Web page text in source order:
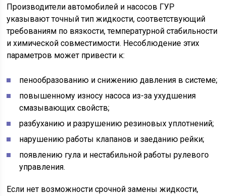
Производители автомобилей и насосов ГУР
указывают точный тип жидкости, соответствующий
требованиям по вязкости, температурной стабильности
и химической совместимости. Несоблюдение этих
параметров может привести к:
пенообразованию и снижению давления в системе;
повышенному износу насоса из-за ухудшения
смазывающих свойств;
разбуханию и разрушению резиновых уплотнений;
нарушению работы клапанов и заеданию рейки;
появлению гула и нестабильной работы рулевого
управления.
Если нет возможности срочной замены жидкости,